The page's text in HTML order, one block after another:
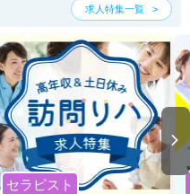
求人特集一覧
セラピスト